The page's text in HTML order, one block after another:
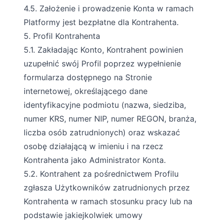
4.5. Założenie i prowadzenie Konta w ramach
Platformy jest bezpłatne dla Kontrahenta.
5. Profil Kontrahenta
5.1. Zakładając Konto, Kontrahent powinien
uzupełnić swój Profil poprzez wypełnienie
formularza dostępnego na Stronie
internetowej, określającego dane
identyfikacyjne podmiotu (nazwa, siedziba,
numer KRS, numer NIP, numer REGON, branża,
liczba osób zatrudnionych) oraz wskazać
osobę działającą w imieniu i na rzecz
Kontrahenta jako Administrator Konta.
5.2. Kontrahent za pośrednictwem Profilu
zgłasza Użytkowników zatrudnionych przez
Kontrahenta w ramach stosunku pracy lub na
podstawie jakiejkolwiek umowy